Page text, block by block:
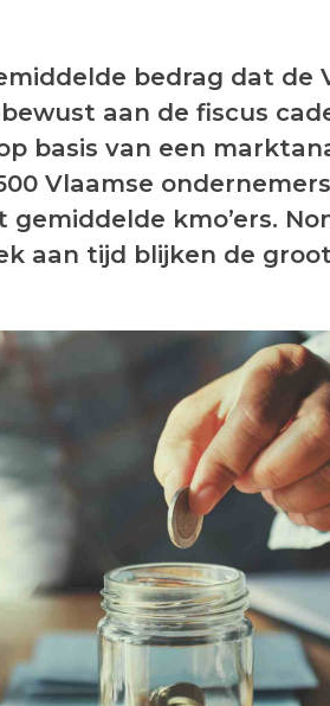
bedrag dat de
aan de fiscus
basis van een
Vlaamse
kmo’ers.
aan tijd blijken de